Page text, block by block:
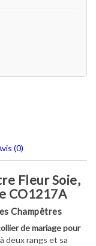
(0)
Fleur Soie,
CO1217A
Champêtres
de mariage pour
deux rangs et sa